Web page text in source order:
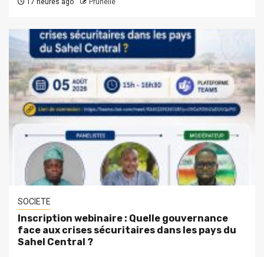
17 heures ago Prunelle
SOCIETE
Inscription webinaire : Quelle gouvernance
face aux crises sécuritaires dans les pays du
Sahel Central ?